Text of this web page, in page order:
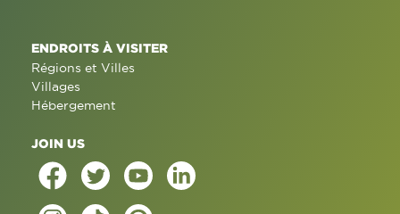
ENDROITS À VISITER
Régions et Villes
Villages
Hébergement
JOIN US